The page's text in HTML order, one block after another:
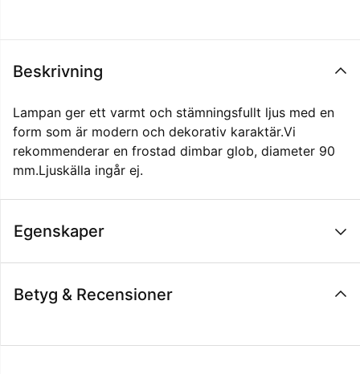
Beskrivning
Lampan ger ett varmt och stämningsfullt ljus med en
form som är modern och dekorativ karaktär.Vi
rekommenderar en frostad dimbar glob, diameter 90
mm.Ljuskälla ingår ej.
Egenskaper
Betyg & Recensioner